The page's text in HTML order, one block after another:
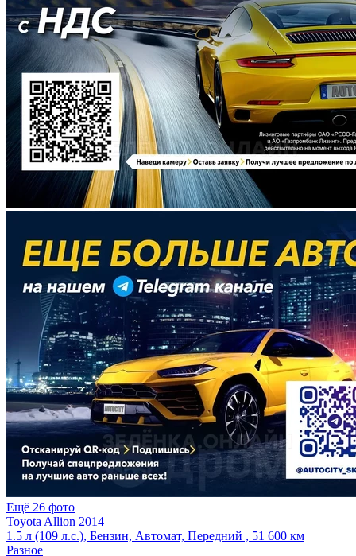
Ещё 26 фото
Toyota Allion 2014
1.5 л (109 л.с.), Бензин, Автомат, Передний , 51 600 км
Разное